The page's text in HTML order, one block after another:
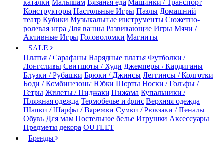
каталки Малышам Вязаная еда Машинки / Транспорт
Конструкторы Настольные Игры Пазлы Домашний
театр Кубики Музыкальные инструменты Сюжетно-
ролевая игра Для ванны Развивающие Игры Мячи /
Активные Игры Головоломки Магниты
SALE
Платья / Сарафаны Нарядные платья Футболки /
Лонгсливы Свитшоты / Худи Джемперы / Кардиганы
Блузки / Рубашки Брюки / Джинсы Леггинсы / Колготки
Боди / Комбинезоны Юбки Шорты Носки / Гольфы /
Гетры Жилеты / Пиджаки Пижама Купальники /
Пляжная одежда Термобелье и флис Верхняя одежда
Шапки / Шарфы / Варежки Сумки / Рюкзаки / Пеналы
Обувь Для мам Постельное белье Игрушки Аксессуары
Предметы декора OUTLET
Бренды